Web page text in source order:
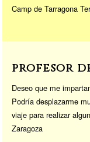
Camp de Tarragona
profesor
Deseo que me
Podría desplazarme
viaje para realizar
Zaragoza